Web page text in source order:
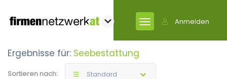
Anmelden
Ergebnisse für: Seebestattung
Sortieren nach: Standard